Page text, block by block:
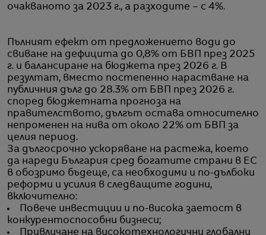
очакваното за 2023 г., а разходите – с 4%.
Пълният ефект от предложението води до
свиване на дефицита до 0,8% от БВП през 2025
г. и балансиране на бюджета през 2026 г. В
резултат, вместо постепенно нарастване на
публичния дълг до 28.3% от БВП през 2026 г.
според бюджетната прогноза на
правителството, дългът остава относително
непроменен на нива от около 22% от БВП за
целия период.
За дългосрочно ускоряване на растежа, което
да нареди България сред богатите страни в ЕС
в обозримо бъдеще, са необходими и по-дълбоки
реформи и усилия в следващите години,
включително:
Повече инвестиции и по-висока заетост в
конкурентоспособни бизнеси;
Привличане на високотехнологични глобални